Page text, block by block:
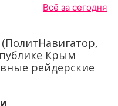
Всё за сегодня
Крым
рейдерские